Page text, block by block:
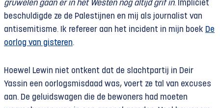
gruwelen gaan er in het Westen nog altijd grif in. Impliciet
beschuldigde ze de Palestijnen en mij als journalist van
antisemitisme. Ik refereer aan het incident in mijn boek De
oorlog van gisteren.
Hoewel Lewin niet ontkent dat de slachtpartij in Deir
Yassin een oorlogsmisdaad was, voert ze tal van excuses
aan. De geluidswagen die de bewoners had moeten